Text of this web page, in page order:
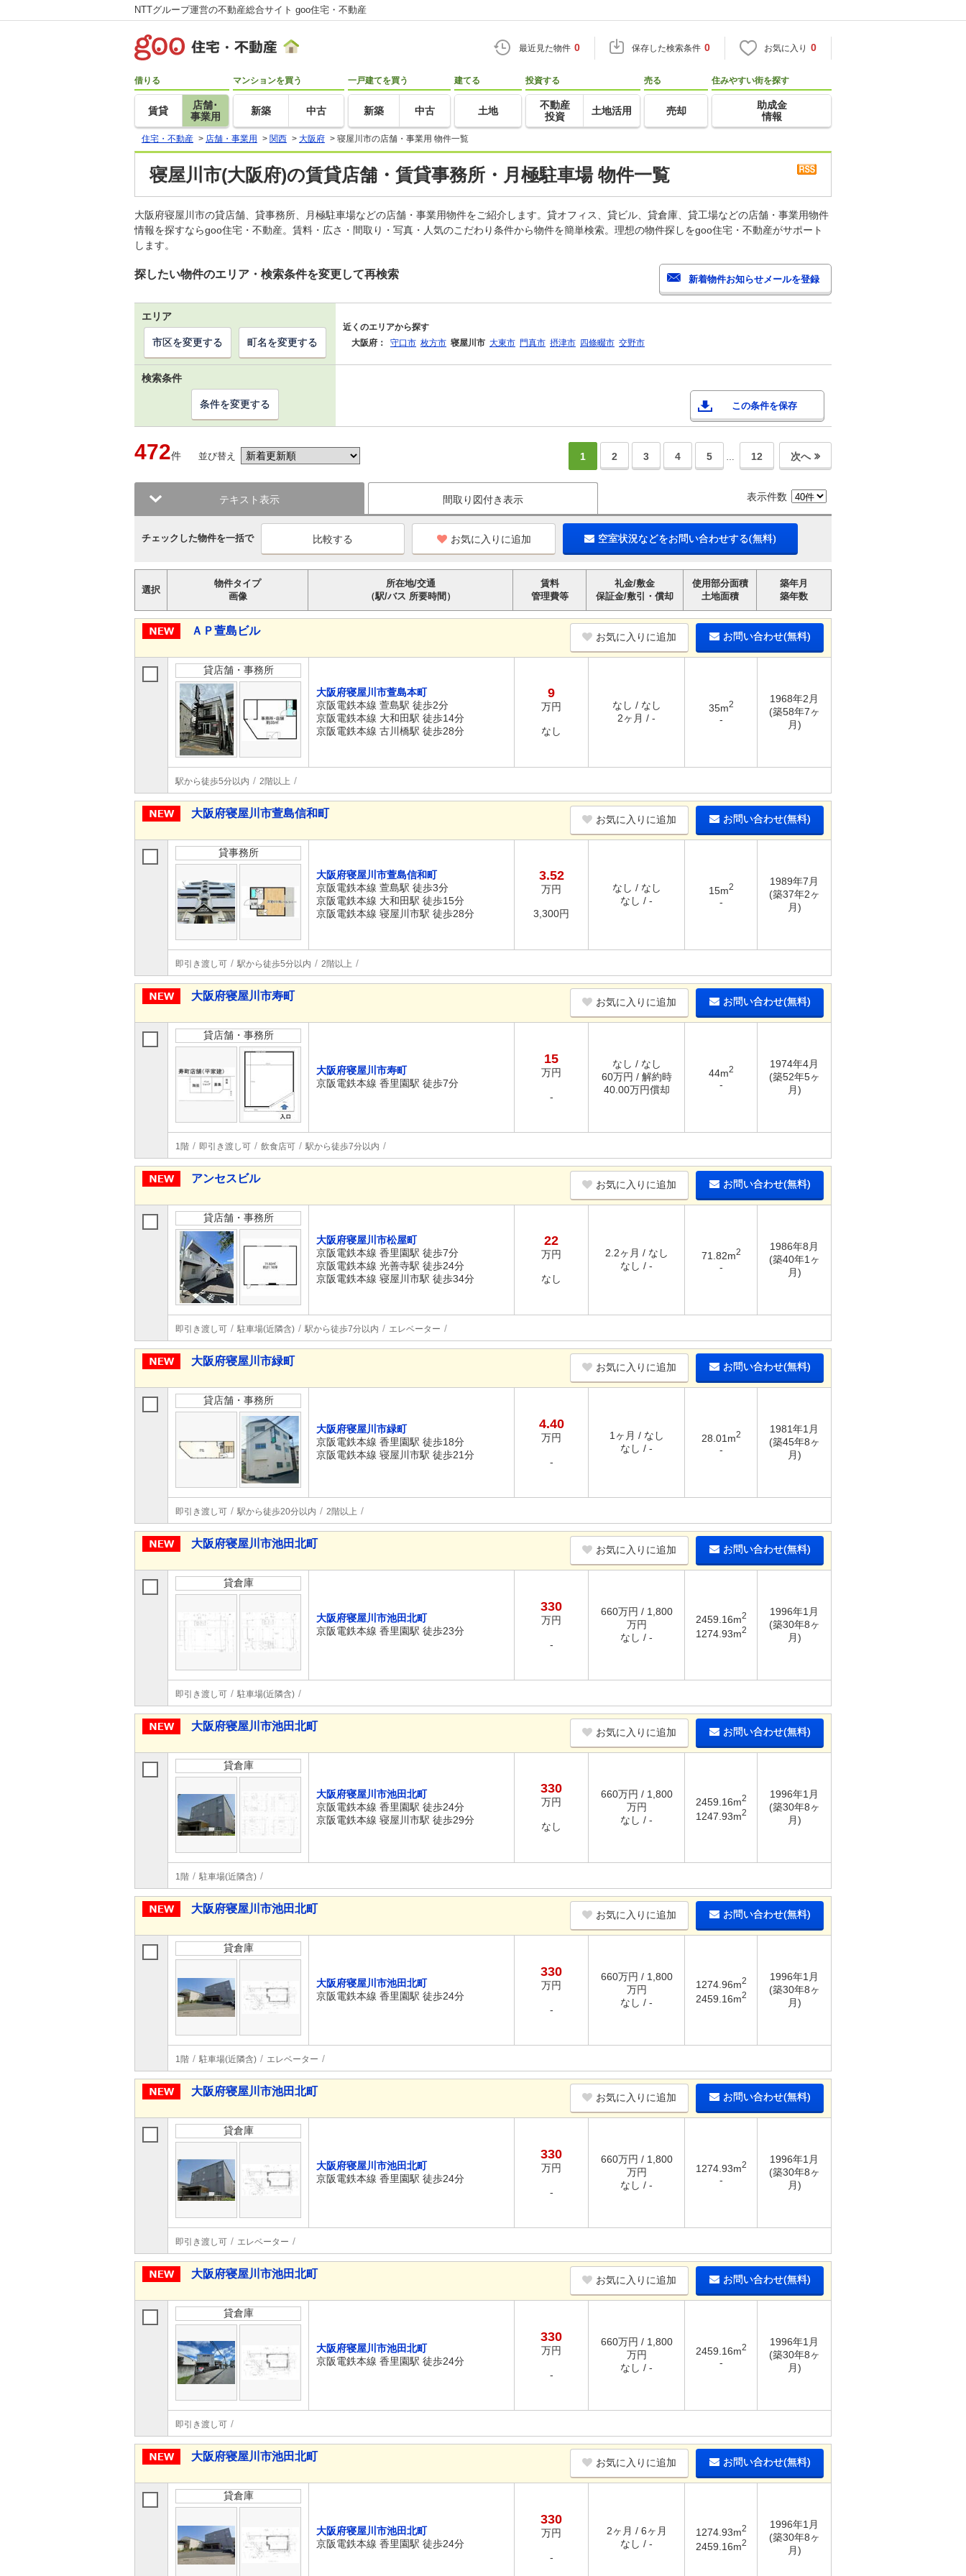
NTTグループ運営の不動産総合サイト goo住宅・不動産
最近見た物件 0 保存した検索条件 0 お気に入り 0
借りる
賃貸
店舗･
事業用
マンションを買う
新築 中古
一戸建てを買う
新築 中古
建てる
土地
投資する
不動産
投資
土地活用
売る
売却
住みやすい街を探す
助成金
情報
住宅・不動産 > 店舗・事業用 > 関西 > 大阪府 > 寝屋川市の店舗・事業用 物件一覧
寝屋川市(大阪府)の賃貸店舗・賃貸事務所・月極駐車場 物件一覧
大阪府寝屋川市の貸店舗、貸事務所、月極駐車場などの店舗・事業用物件をご紹介します。貸オフィス、貸ビル、貸倉庫、貸工場などの店舗・事業用物件
情報を探すならgoo住宅・不動産。賃料・広さ・間取り・写真・人気のこだわり条件から物件を簡単検索。理想の物件探しをgoo住宅・不動産がサポート
します。
探したい物件のエリア・検索条件を変更して再検索
エリア
近くのエリアから探す
大阪府：
守口市 枚方市 寝屋川市 大東市 門真市 摂津市 四條畷市 交野市
市区を変更する 町名を変更する
検索条件
この条件を保存
条件を変更する
472件 並び替え 1 2 3 4 5 … 12 次へ
テキスト表示 間取り図付き表示 表示件数
チェックした物件を一括で お気に入りに追加 空室状況などをお問い合わせする(無料)
選択
物件タイプ
画像
所在地/交通
（駅/バス 所要時間）
賃料
管理費等
礼金/敷金
保証金/敷引・償却
使用部分面積
土地面積
築年月
築年数
ＡＰ萱島ビル お気に入りに追加 お問い合わせ(無料)
貸店舗・事務所
大阪府寝屋川市萱島本町
京阪電鉄本線 萱島駅 徒歩2分
京阪電鉄本線 大和田駅 徒歩14分
京阪電鉄本線 古川橋駅 徒歩28分
9
万円
なし
なし / なし
2ヶ月 / -
35m2
-
1968年2月
(築58年7ヶ
月)
駅から徒歩5分以内 2階以上
大阪府寝屋川市萱島信和町 お気に入りに追加 お問い合わせ(無料)
貸事務所
大阪府寝屋川市萱島信和町
京阪電鉄本線 萱島駅 徒歩3分
京阪電鉄本線 大和田駅 徒歩15分
京阪電鉄本線 寝屋川市駅 徒歩28分
3.52
万円
3,300円
なし / なし
なし / -
15m2
-
1989年7月
(築37年2ヶ
月)
即引き渡し可 駅から徒歩5分以内 2階以上
大阪府寝屋川市寿町 お気に入りに追加 お問い合わせ(無料)
貸店舗・事務所
大阪府寝屋川市寿町
京阪電鉄本線 香里園駅 徒歩7分
15
万円
-
なし / なし
60万円 / 解約時
40.00万円償却
44m2
-
1974年4月
(築52年5ヶ
月)
1階 即引き渡し可 飲食店可 駅から徒歩7分以内
アンセスビル お気に入りに追加 お問い合わせ(無料)
貸店舗・事務所
大阪府寝屋川市松屋町
京阪電鉄本線 香里園駅 徒歩7分
京阪電鉄本線 光善寺駅 徒歩24分
京阪電鉄本線 寝屋川市駅 徒歩34分
22
万円
なし
2.2ヶ月 / なし
なし / -
71.82m2
-
1986年8月
(築40年1ヶ
月)
即引き渡し可 駐車場(近隣含) 駅から徒歩7分以内 エレベーター
大阪府寝屋川市緑町 お気に入りに追加 お問い合わせ(無料)
貸店舗・事務所
大阪府寝屋川市緑町
京阪電鉄本線 香里園駅 徒歩18分
京阪電鉄本線 寝屋川市駅 徒歩21分
4.40
万円
-
1ヶ月 / なし
なし / -
28.01m2
-
1981年1月
(築45年8ヶ
月)
即引き渡し可 駅から徒歩20分以内 2階以上
大阪府寝屋川市池田北町 お気に入りに追加 お問い合わせ(無料)
貸倉庫
大阪府寝屋川市池田北町
京阪電鉄本線 香里園駅 徒歩23分
330
万円
-
660万円 / 1,800
万円
なし / -
2459.16m2
1274.93m2
1996年1月
(築30年8ヶ
月)
即引き渡し可 駐車場(近隣含)
大阪府寝屋川市池田北町 お気に入りに追加 お問い合わせ(無料)
貸倉庫
大阪府寝屋川市池田北町
京阪電鉄本線 香里園駅 徒歩24分
京阪電鉄本線 寝屋川市駅 徒歩29分
330
万円
なし
660万円 / 1,800
万円
なし / -
2459.16m2
1247.93m2
1996年1月
(築30年8ヶ
月)
1階 駐車場(近隣含)
大阪府寝屋川市池田北町 お気に入りに追加 お問い合わせ(無料)
貸倉庫
大阪府寝屋川市池田北町
京阪電鉄本線 香里園駅 徒歩24分
330
万円
-
660万円 / 1,800
万円
なし / -
1274.96m2
2459.16m2
1996年1月
(築30年8ヶ
月)
1階 駐車場(近隣含) エレベーター
大阪府寝屋川市池田北町 お気に入りに追加 お問い合わせ(無料)
貸倉庫
大阪府寝屋川市池田北町
京阪電鉄本線 香里園駅 徒歩24分
330
万円
-
660万円 / 1,800
万円
なし / -
1274.93m2
-
1996年1月
(築30年8ヶ
月)
即引き渡し可 エレベーター
大阪府寝屋川市池田北町 お気に入りに追加 お問い合わせ(無料)
貸倉庫
大阪府寝屋川市池田北町
京阪電鉄本線 香里園駅 徒歩24分
330
万円
-
660万円 / 1,800
万円
なし / -
2459.16m2
-
1996年1月
(築30年8ヶ
月)
即引き渡し可
大阪府寝屋川市池田北町 お気に入りに追加 お問い合わせ(無料)
貸倉庫
大阪府寝屋川市池田北町
京阪電鉄本線 香里園駅 徒歩24分
330
万円
-
2ヶ月 / 6ヶ月
なし / -
1274.93m2
2459.16m2
1996年1月
(築30年8ヶ
月)